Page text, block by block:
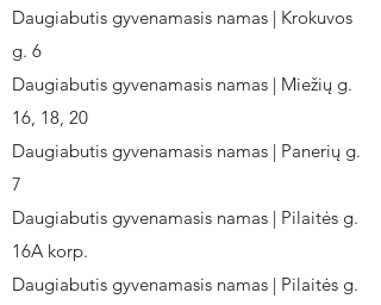
Daugiabutis gyvenamasis namas | Krokuvos
g. 6
Daugiabutis gyvenamasis namas | Miežių g.
16, 18, 20
Daugiabutis gyvenamasis namas | Panerių g.
7
Daugiabutis gyvenamasis namas | Pilaitės g.
16A korp.
Daugiabutis gyvenamasis namas | Pilaitės g.